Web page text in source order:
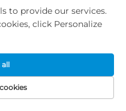
(8 мм
Пълноценен
2,9
за 5190
обновяване на
технологии.
to provide our services.
click Personalize